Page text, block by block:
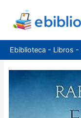
contenido
Ebiblioteca - Libros -